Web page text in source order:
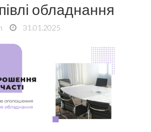
обладнання
31.01.2025